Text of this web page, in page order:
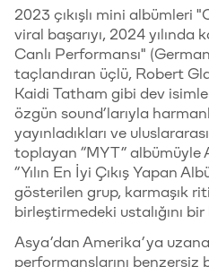
2023 çıkışlı mini albümleri
viral başarıyı, 2024 yılında
Canlı Performansı"
taçlandıran üçlü, Robert
Kaidi Tatham gibi dev
özgün sound’larıyla
yayınladıkları ve
toplayan “MYT” albümüyle
“Yılın En İyi Çıkış Yapan
gösterilen grup, karmaşık
birleştirmedeki ustalığını
Asya’dan Amerika’ya
performanslarını benzersiz